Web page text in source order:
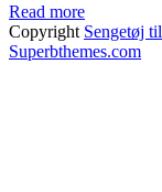
Read more
Copyright Sengetøj
Superbthemes.com